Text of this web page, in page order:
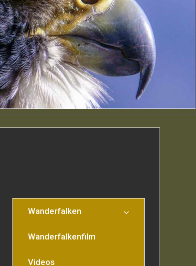
Wanderfalken
Wanderfalkenfilm
Videos